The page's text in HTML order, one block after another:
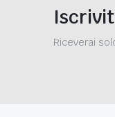
Riceverai